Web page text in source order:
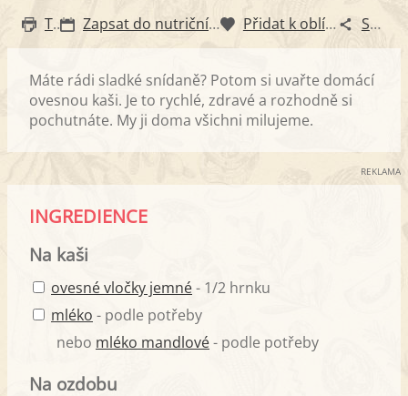
Tisk Zapsat do nutričního diáře Přidat k oblíbeným Sdílet
Máte rádi sladké snídaně? Potom si uvařte domácí
ovesnou kaši. Je to rychlé, zdravé a rozhodně si
pochutnáte. My ji doma všichni milujeme.
REKLAMA
INGREDIENCE
Na kaši
ovesné vločky jemné- 1/2 hrnku
mléko - podle potřeby
nebo mléko mandlové- podle potřeby
Na ozdobu